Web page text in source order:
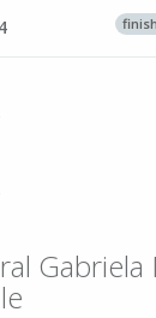
Gabriela